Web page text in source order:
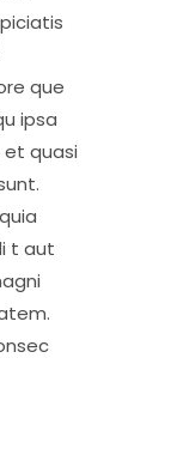
que
ipsa
quasi
t aut